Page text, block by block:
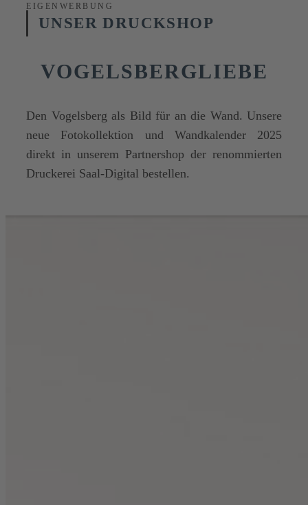
EIGENWERBUNG
UNSER DRUCKSHOP
VOGELSBERGLIEBE
Den Vogelsberg als Bild für an die Wand. Unsere
neue Fotokollektion und Wandkalender 2025
direkt in unserem Partnershop der renommierten
Druckerei Saal-Digital bestellen.